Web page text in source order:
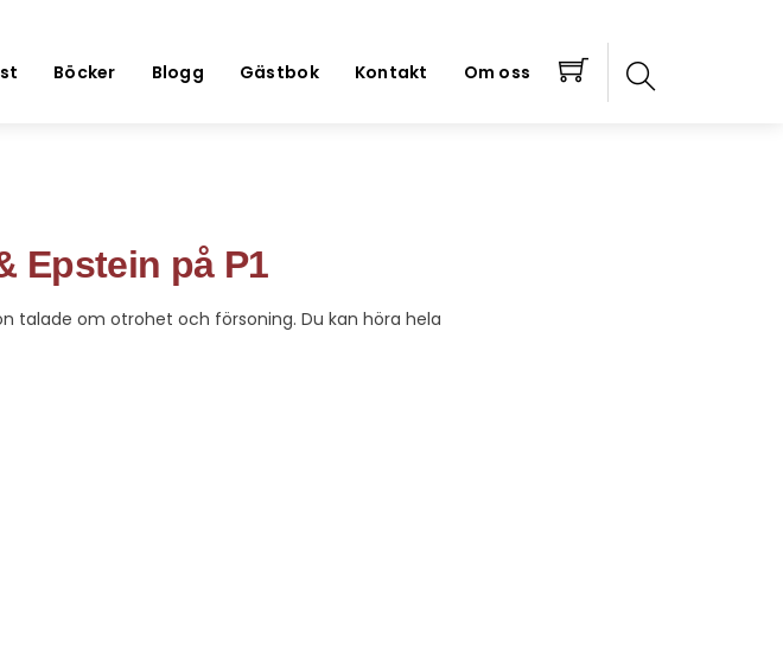
Böcker Blogg Gästbok Kontakt Om oss
Epstein på P1
talade om otrohet och försoning. Du kan höra hela